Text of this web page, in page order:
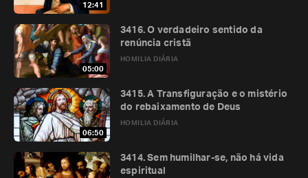
12:41
05:00
HOMILIA DIÁRIA
3416. O verdadeiro sentido da
renúncia cristã
06:50
HOMILIA DIÁRIA
3415. A Transfiguração e o mistério
do rebaixamento de Deus
3414. Sem humilhar-se, não há vida
espiritual